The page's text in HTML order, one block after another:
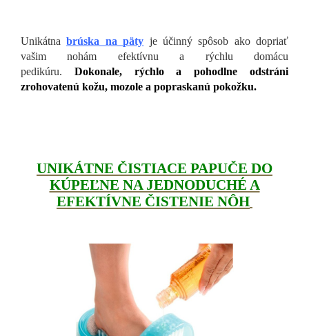
Unikátnabrúska na päty je účinný spôsob ako dopriať
vašim nohám efektívnu a rýchlu domácu
pedikúru. Dokonale, rýchlo a pohodlne odstráni
zrohovatenú kožu, mozole a popraskanú pokožku.
UNIKÁTNE ČISTIACE PAPUČE DO
KÚPEĽNE NA JEDNODUCHÉ A
EFEKTÍVNE ČISTENIE NÔH